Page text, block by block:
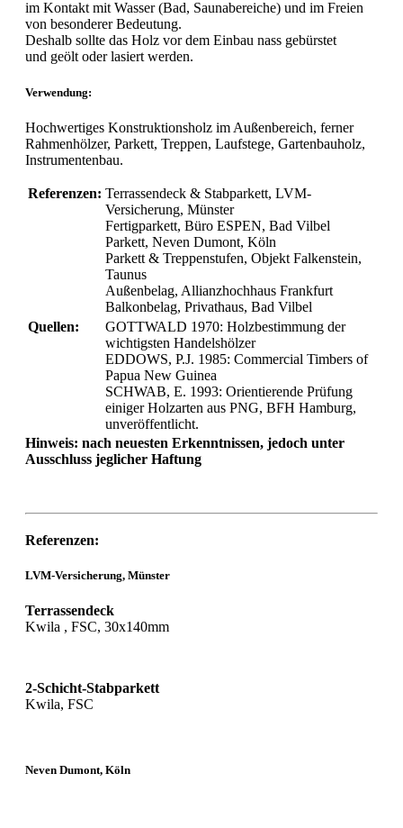
im Kontakt mit Wasser (Bad, Saunabereiche) und im Freien
von besonderer Bedeutung.
Deshalb sollte das Holz vor dem Einbau nass gebürstet
und geölt oder lasiert werden.
Verwendung:
Hochwertiges Konstruktionsholz im Außenbereich, ferner
Rahmenhölzer, Parkett, Treppen, Laufstege, Gartenbauholz,
Instrumentenbau.
Referenzen: Terrassendeck & Stabparkett, LVM-
Versicherung, Münster
Fertigparkett, Büro ESPEN, Bad Vilbel
Parkett, Neven Dumont, Köln
Parkett & Treppenstufen, Objekt Falkenstein,
Taunus
Außenbelag, Allianzhochhaus Frankfurt
Balkonbelag, Privathaus, Bad Vilbel
Quellen:
GOTTWALD 1970: Holzbestimmung der
wichtigsten Handelshölzer
EDDOWS, P.J. 1985: Commercial Timbers of
Papua New Guinea
SCHWAB, E. 1993: Orientierende Prüfung
einiger Holzarten aus PNG, BFH Hamburg,
unveröffentlicht.
Hinweis: nach neuesten Erkenntnissen, jedoch unter
Ausschluss jeglicher Haftung
Referenzen:
LVM-Versicherung, Münster
Terrassendeck
Kwila , FSC, 30x140mm
2-Schicht-Stabparkett
Kwila, FSC
Neven Dumont, Köln